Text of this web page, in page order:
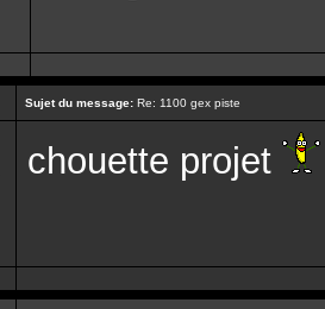
Sujet du message: Re: 1100 gex piste
chouette projet